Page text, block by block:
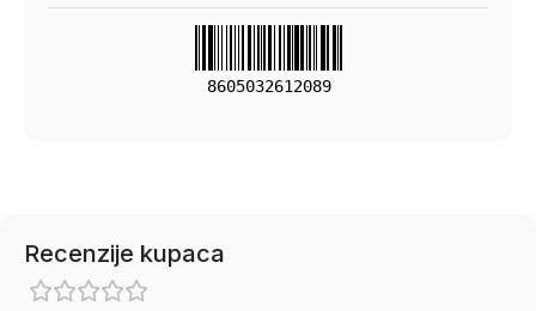
8605032612089
Recenzije kupaca